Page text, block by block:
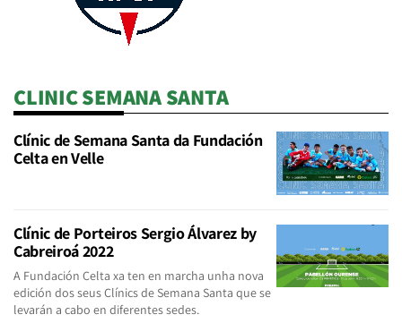
CLINIC SEMANA SANTA
Clínic de Semana Santa da Fundación
Celta en Velle
Clínic de Porteiros Sergio Álvarez by
Cabreiroá 2022
A Fundación Celta xa ten en marcha unha nova
edición dos seus Clínics de Semana Santa que se
levarán a cabo en diferentes sedes.